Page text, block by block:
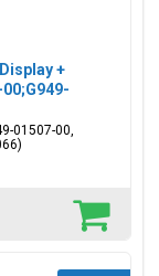
+
01507-00,